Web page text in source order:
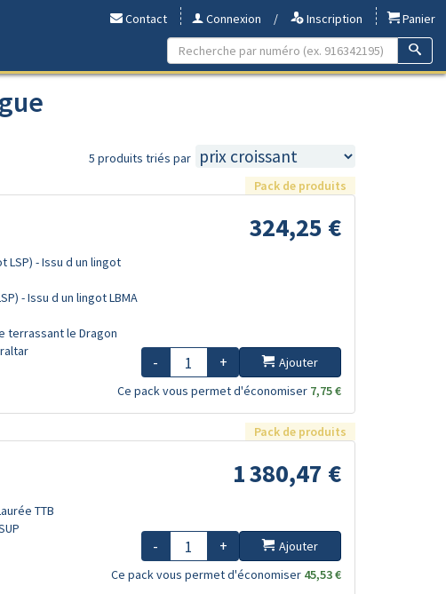
Contact Connexion / Inscription
Panier
5 produits triés par
Pack de produits
LSP) - Issu d un lingot
- Issu d un lingot LBMA
terrassant le Dragon
324,25 €
- +
Ajouter
Ce pack vous permet d'économiser 7,75 €
Pack de produits
TTB
1 380,47 €
- +
Ajouter
Ce pack vous permet d'économiser 45,53 €